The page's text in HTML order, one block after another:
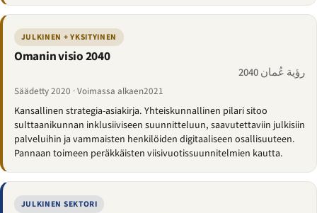
JULKINEN + YKSITYINEN
Omanin visio 2040
رؤية عُمان 2040
Säädetty 2020 · Voimassa alkaen2021
Kansallinen strategia-asiakirja. Yhteiskunnallinen pilari sitoo
sulttaanikunnan inklusiiviseen suunnitteluun, saavutettaviin julkisiin
palveluihin ja vammaisten henkilöiden digitaaliseen osallisuuteen.
Pannaan toimeen peräkkäisten viisivuotissuunnitelmien kautta.
JULKINEN SEKTORI